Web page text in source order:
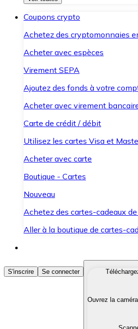
Coupons crypto
Achetez des cryptomonnaies
Acheter avec espèces
Virement SEPA
Ajoutez des fonds à votre
Acheter avec virement
Carte de crédit / débit
Utilisez les cartes Visa et
Acheter avec carte
Boutique - Cartes
Nouveau
Achetez des cartes-cadeaux
Aller à la boutique de cartes-
Acheter des Cryptomonnaies
Achetez les cryptomonnaies
Convertissez vos
S'inscrire Se connecter
Ouvrez la